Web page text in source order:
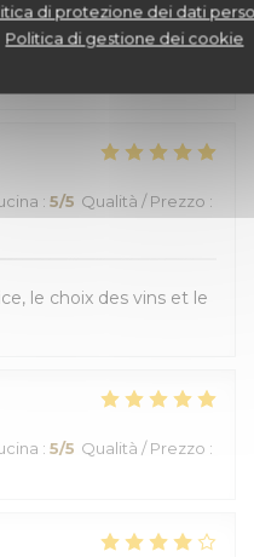
di protezione dei dati
Politica di gestione dei cookie
: 5/5 Qualità / Prezzo :
le choix des vins et le
: 5/5 Qualità / Prezzo :